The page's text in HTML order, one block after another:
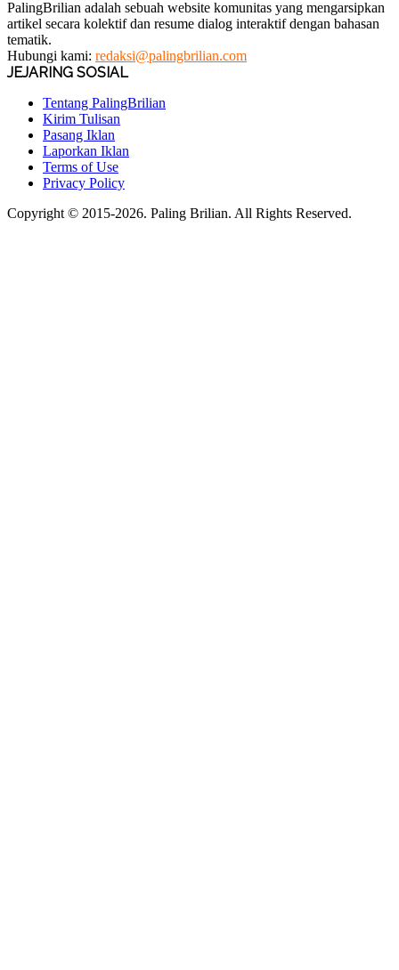
PalingBrilian adalah sebuah website komunitas yang mengarsipkan
artikel secara kolektif dan resume dialog interaktif dengan bahasan
tematik.
Hubungi kami: redaksi@palingbrilian.com
JEJARING SOSIAL
Tentang PalingBrilian
Kirim Tulisan
Pasang Iklan
Laporkan Iklan
Terms of Use
Privacy Policy
Copyright © 2015-2026. Paling Brilian. All Rights Reserved.